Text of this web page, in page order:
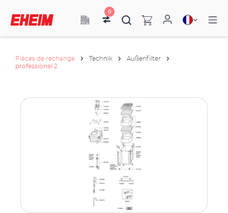
0
Pièces de rechange Technik
Außenfilter
professionel 2